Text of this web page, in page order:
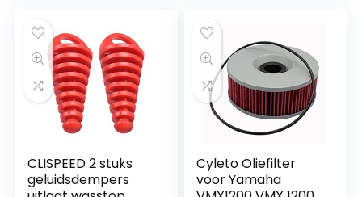
CLISPEED 2 stuks
geluidsdempers
Cyleto Oliefilter
voor Yamaha